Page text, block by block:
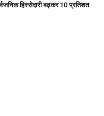
हिस्सेदारी बढ़कर 10 प्रतिशत